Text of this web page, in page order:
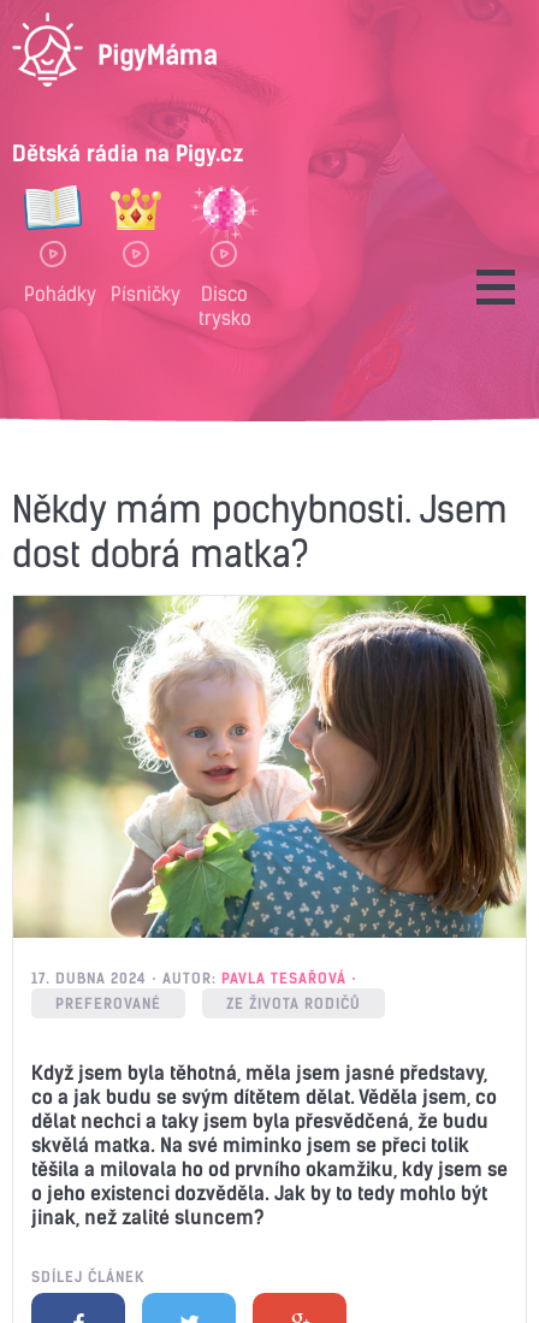
Dětská rádia na Pigy.cz
Pohádky Písničky
Disco
trysko
Někdy mám pochybnosti. Jsem
dost dobrá matka?
17. DUBNA 2024 AUTOR: PAVLA TESAŘOVÁ
PREFEROVANÉ
ZE ŽIVOTA RODIČŮ
Když jsem byla těhotná, měla jsem jasné představy,
co a jak budu se svým dítětem dělat. Věděla jsem, co
dělat nechci a taky jsem byla přesvědčená, že budu
skvělá matka. Na své miminko jsem se přeci tolik
těšila a milovala ho od prvního okamžiku, kdy jsem se
o jeho existenci dozvěděla. Jak by to tedy mohlo být
jinak, než zalité sluncem?
SDÍLEJ ČLÁNEK